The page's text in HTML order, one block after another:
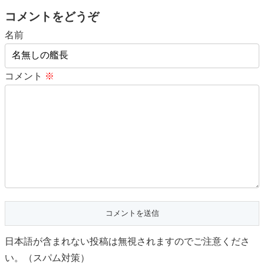
コメントをどうぞ
名前
コメント ※
日本語が含まれない投稿は無視されますのでご注意くださ
い。（スパム対策）